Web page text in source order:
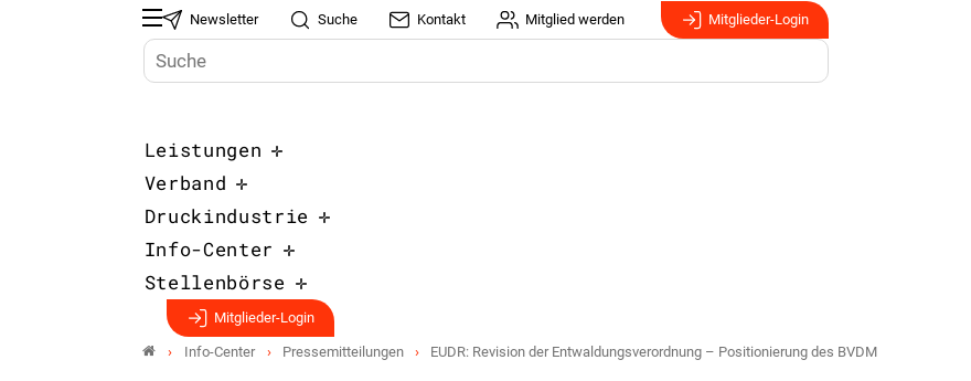
Newsletter Suche Kontakt Mitglied werden Mitglieder-Login
Leistungen
Verband
Druckindustrie
Info-Center
Stellenbörse
Mitglieder-Login
Info-Center Pressemitteilungen EUDR: Revision der Entwaldungsverordnung – Positionierung des BVDM